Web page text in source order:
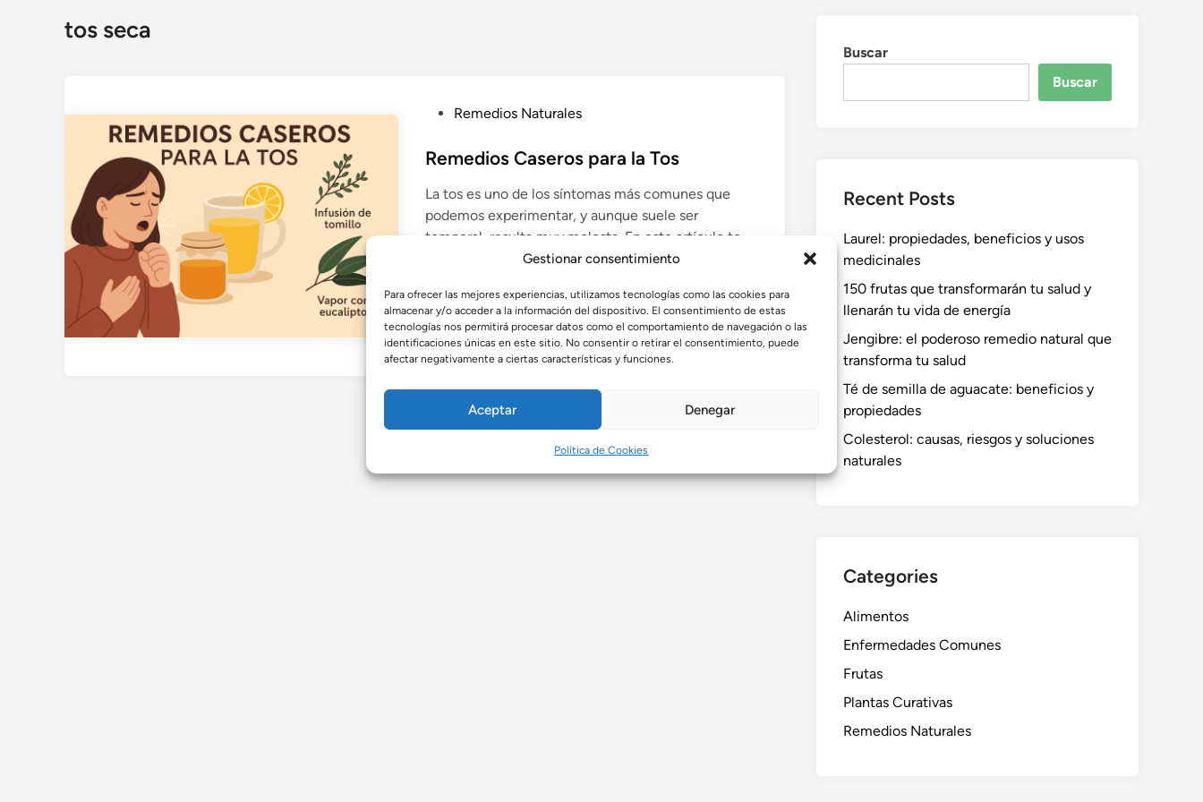
Gestionar consentimiento
Para ofrecer las mejores experiencias, utilizamos tecnologías como las cookies para
almacenar y/o acceder a la información del dispositivo. El consentimiento de estas
tecnologías nos permitirá procesar datos como el comportamiento de navegación o las
identificaciones únicas en este sitio. No consentir o retirar el consentimiento, puede
afectar negativamente a ciertas características y funciones.
Aceptar Denegar
Política de Cookies
tos seca
b
i
c
a
e
n
Remedios Naturales
Remedios Caseros para la Tos
La tos es uno de los síntomas más comunes que
podemos experimentar, y aunque suele ser
temporal, resulta muy molesta. En este artículo te
presentamos remedios caseros para la tos,
consultar al médico.
porAdmin • agosto 2, 2025
Buscar
Buscar
Recent Posts
Laurel: propiedades, beneficios y usos
medicinales
150 frutas que transformarán tu salud y
llenarán tu vida de energía
Jengibre: el poderoso remedio natural que
transforma tu salud
Té de semilla de aguacate: beneficios y
propiedades
Colesterol: causas, riesgos y soluciones
naturales
Categories
Alimentos
Enfermedades Comunes
Frutas
Plantas Curativas
Remedios Naturales